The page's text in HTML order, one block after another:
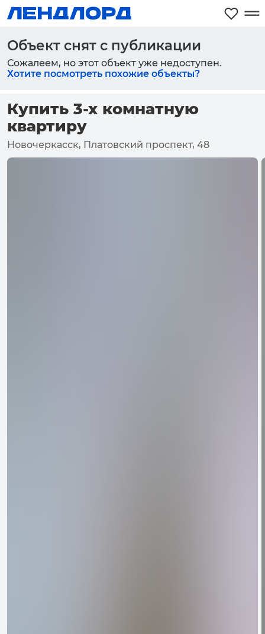
Объект снят с публикации
Сожалеем, но этот объект уже недоступен.
Хотите посмотреть похожие объекты?
Купить 3-х комнатную
квартиру
Новочеркасск, Платовский проспект, 48